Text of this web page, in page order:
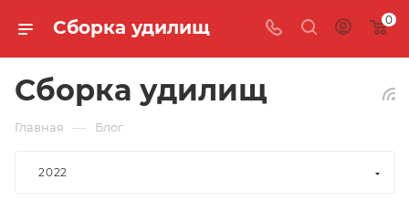
Сборка удилищ 0
Сборка удилищ
Главная — Блог
2022